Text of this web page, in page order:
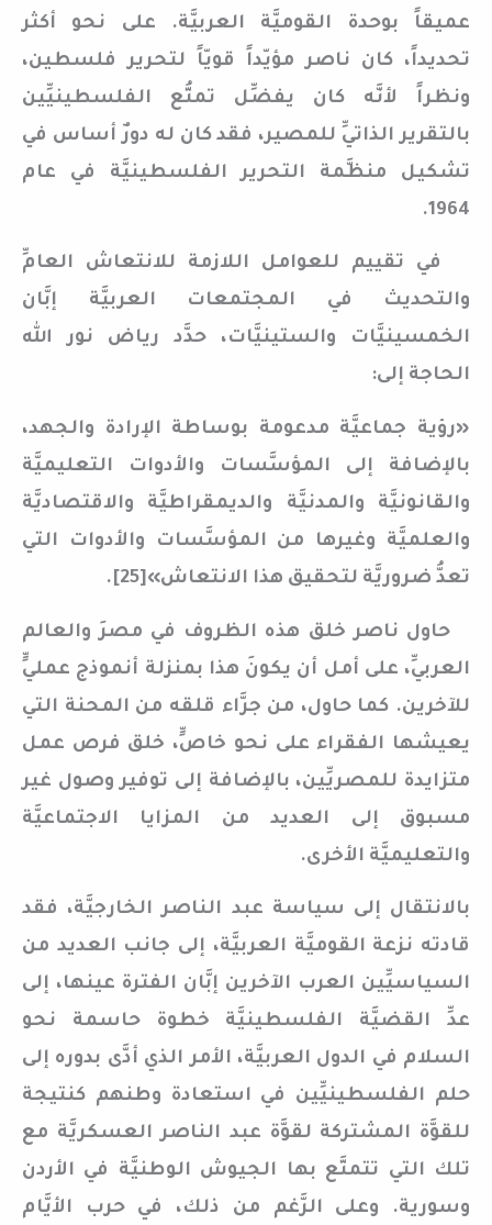
عميقاً بوحدة القوميَّة العربيَّة. على نحو أكثر
تحديداً، كان ناصر مؤيّداً قويّاً لتحرير فلسطين،
ونظراً لأنَّه كان يفضِّل تمتُّع الفلسطينيِّين
بالتقرير الذاتيِّ للمصير، فقد كان له دورٌ أساس في
تشكيل منظَّمة التحرير الفلسطينيَّة في عام
1964.
في تقييم للعوامل اللازمة للانتعاش العامِّ
والتحديث في المجتمعات العربيَّة إبَّان
الخمسينيَّات والستينيَّات، حدَّد رياض نور الله
الحاجة إلى:
«رؤية جماعيَّة مدعومة بوساطة الإرادة والجهد،
بالإضافة إلى المؤسَّسات والأدوات التعليميَّة
والقانونيَّة والمدنيَّة والديمقراطيَّة والاقتصاديَّة
والعلميَّة وغيرها من المؤسَّسات والأدوات التي
تعدُّ ضروريَّة لتحقيق هذا الانتعاش»[25].
حاول ناصر خلق هذه الظروف في مصرَ والعالم
العربيِّ، على أمل أن يكونَ هذا بمنزلة أنموذج عمليٍّ
للآخرين. كما حاول، من جرَّاء قلقه من المحنة التي
يعيشها الفقراء على نحو خاصٍّ، خلق فرص عمل
متزايدة للمصريِّين، بالإضافة إلى توفير وصول غير
مسبوق إلى العديد من المزايا الاجتماعيَّة
والتعليميَّة الأخرى.
بالانتقال إلى سياسة عبد الناصر الخارجيَّة، فقد
قادته نزعة القوميَّة العربيَّة، إلى جانب العديد من
السياسيِّين العرب الآخرين إبَّان الفترة عينها، إلى
عدِّ القضيَّة الفلسطينيَّة خطوة حاسمة نحو
السلام في الدول العربيَّة، الأمر الذي أدَّى بدوره إلى
حلم الفلسطينيِّين في استعادة وطنهم كنتيجة
للقوَّة المشتركة لقوَّة عبد الناصر العسكريَّة مع
تلك التي تتمتَّع بها الجيوش الوطنيَّة في الأردن
وسورية. وعلى الرَّغم من ذلك، في حرب الأيَّام